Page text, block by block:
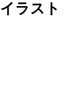
ラスト